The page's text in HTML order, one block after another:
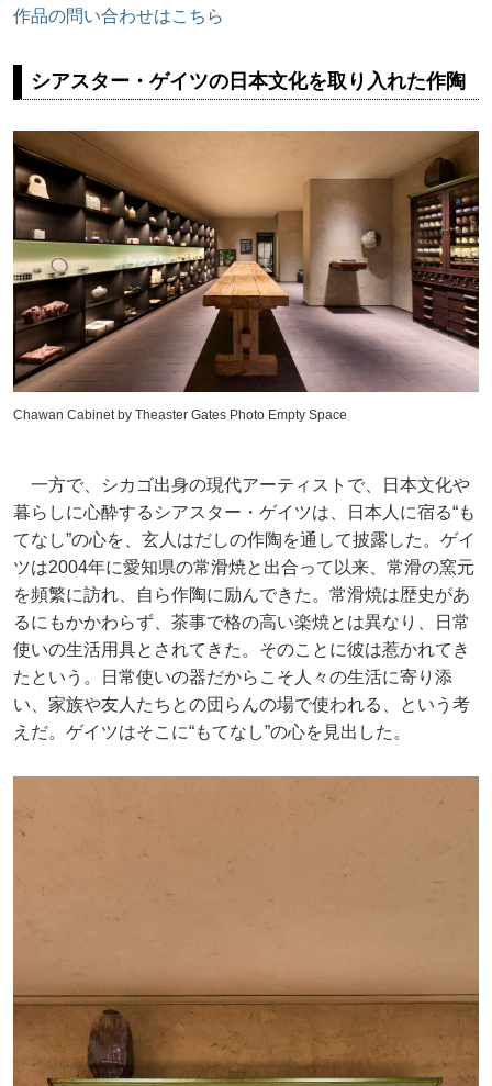
作品の問い合わせはこちら
シアスター・ゲイツの日本文化を取り入れた作陶
Chawan Cabinet by Theaster Gates Photo Empty Space
一方で、シカゴ出身の現代アーティストで、日本文化や
暮らしに心酔するシアスター・ゲイツは、日本人に宿る“も
てなし”の心を、玄人はだしの作陶を通して披露した。ゲイ
ツは2004年に愛知県の常滑焼と出合って以来、常滑の窯元
を頻繁に訪れ、自ら作陶に励んできた。常滑焼は歴史があ
るにもかかわらず、茶事で格の高い楽焼とは異なり、日常
使いの生活用具とされてきた。そのことに彼は惹かれてき
たという。日常使いの器だからこそ人々の生活に寄り添
い、家族や友人たちとの団らんの場で使われる、という考
えだ。ゲイツはそこに“もてなし”の心を見出した。